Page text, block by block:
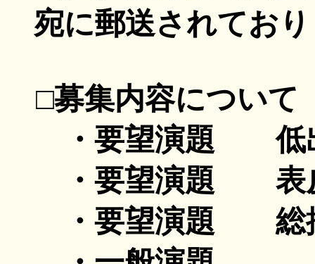
宛に郵送されてお
□募集内容につい
・要望演題 低出
・要望演題 表
・要望演題 総排